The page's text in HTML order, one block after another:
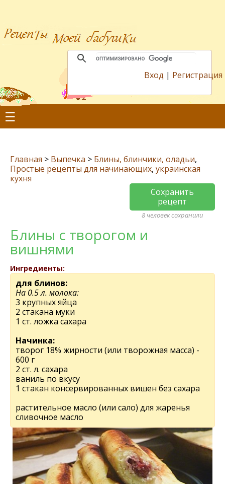
Вход | Регистрация
☰
Главная > Выпечка > Блины, блинчики, оладьи,
Простые рецепты для начинающих, украинская
кухня
Сохранить
рецепт
8 человек сохранили
Блины с творогом и
вишнями
Ингредиенты:
для блинов:
На 0.5 л. молока:
3 крупных яйца
2 стакана муки
1 ст. ложка сахара
Начинка:
творог 18% жирности (или творожная масса) -
600 г
2 ст. л. сахара
ваниль по вкусу
1 стакан консервированных вишен без сахара
раститeльноe масло (или сало) для жаренья
сливочное масло